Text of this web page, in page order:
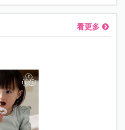
看更多